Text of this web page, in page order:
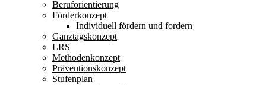
Beruforientierung
Förderkonzept
Individuell fördern und fordern
Ganztagskonzept
LRS
Methodenkonzept
Präventionskonzept
Stufenplan